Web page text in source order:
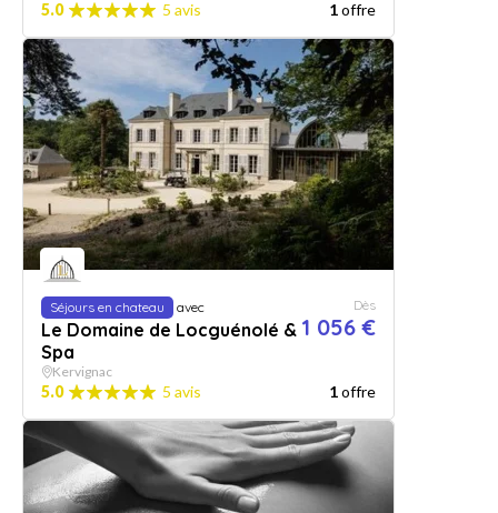
5.0 5 avis 1offre
Séjours en chateau avec
Le Domaine de Locguénolé &
Spa
Dès
1 056 €
Kervignac
5.0 5 avis 1offre